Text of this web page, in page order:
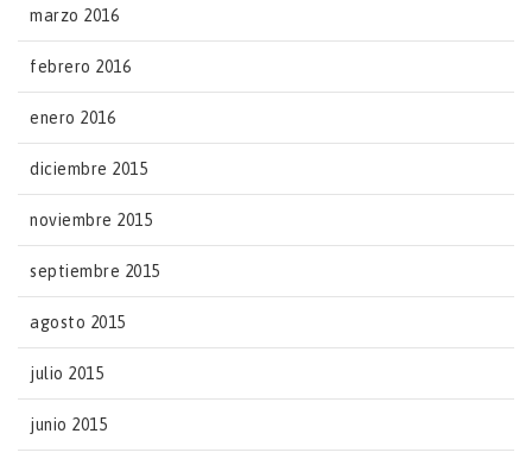
marzo 2016
febrero 2016
enero 2016
diciembre 2015
noviembre 2015
septiembre 2015
agosto 2015
julio 2015
junio 2015